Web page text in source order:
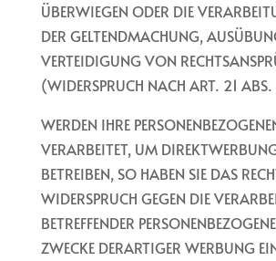
ÜBERWIEGEN ODER DIE
DER GELTENDMACHUNG,
VERTEIDIGUNG VON
(WIDERSPRUCH NACH ART. 21
WERDEN IHRE
VERARBEITET, UM
BETREIBEN, SO HABEN SIE DAS
WIDERSPRUCH GEGEN DIE
BETREFFENDER
ZWECKE DERARTIGER WERBUNG